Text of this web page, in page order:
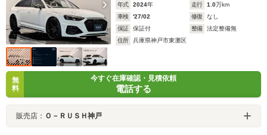
年式 2024年 走行 1.0万km
車検
'27/02 修復
なし
保証
保証付 整備
法定整備無
住所
兵庫県神戸市東灘区
無
料
今すぐ在庫確認・見積依頼
電話する
販売店： Ｏ－ＲＵＳＨ神戸